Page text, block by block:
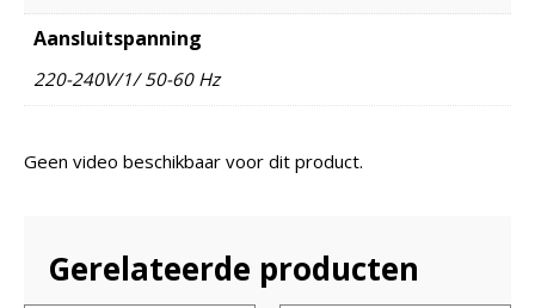
Aansluitspanning
220-240V/1/ 50-60 Hz
Geen video beschikbaar voor dit product.
Gerelateerde producten